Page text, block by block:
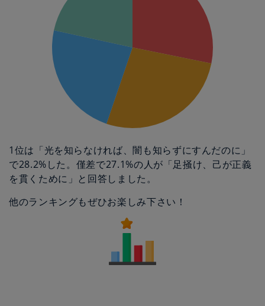
1位は「光を知らなければ、闇も知らずにすんだのに」
で28.2%した。僅差で27.1%の人が「足掻け、己が正義
を貫くために」と回答しました。
他のランキングもぜひお楽しみ下さい！